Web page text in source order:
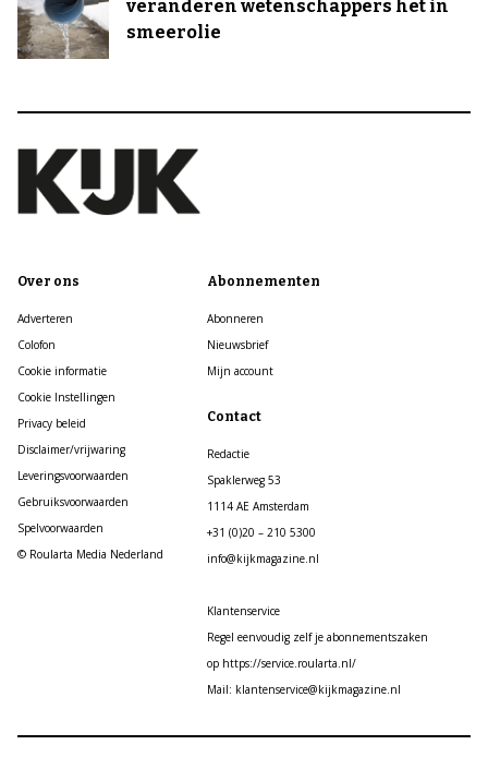
veranderen wetenschappers het in
smeerolie
Over ons
Adverteren
Colofon
Cookie informatie
Cookie Instellingen
Privacy beleid
Disclaimer/vrijwaring
Leveringsvoorwaarden
Gebruiksvoorwaarden
Spelvoorwaarden
© Roularta Media Nederland
Abonnementen
Abonneren
Nieuwsbrief
Mijn account
Contact
Redactie
Spaklerweg 53
1114 AE Amsterdam
+31 (0)20 – 210 5300
info@kijkmagazine.nl
Klantenservice
Regel eenvoudig zelf je abonnementszaken
op https://service.roularta.nl/
Mail: klantenservice@kijkmagazine.nl